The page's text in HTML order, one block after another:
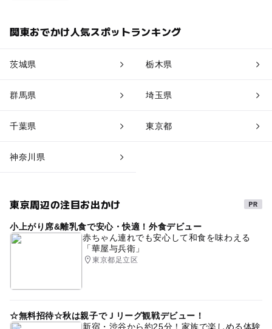
関東おでかけ人気スポットランキング
茨城県 栃木県
群馬県 埼玉県
千葉県 東京都
神奈川県
東京周辺の注目お出かけ
小上がり席&離乳食で安心・快適！外食デビュー
赤ちゃん連れでも安心して和食を味わえる
「華屋与兵衛」
東京都足立区
☆無料招待☆秋は親子でＪリーグ観戦デビュー！
新宿・渋谷から約25分！家族で楽しめる体験